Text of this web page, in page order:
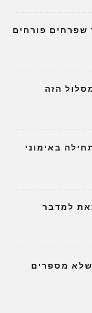
שפרחים פורחים
הזה
באימוני
למדבר
5 דברים שלא מספרים